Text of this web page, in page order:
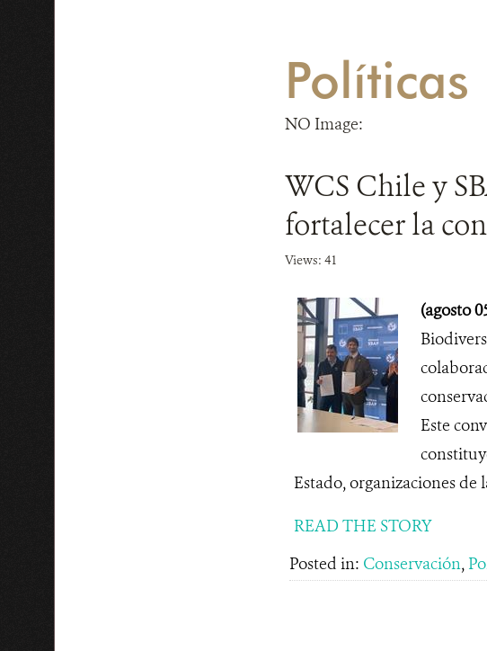
Políticas
NO Image:
WCS Chile y
fortalecer la
Views: 41
(agosto
Este
Estado, organizaciones de
READ THE STORY
Posted in: Conservación,